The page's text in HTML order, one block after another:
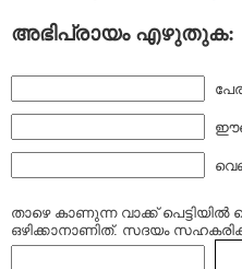
അഭിപ്രായം എഴുതുക:
താഴെ കാണുന്ന വാക്ക്
ഒഴിക്കാനാണിത്. സദയം